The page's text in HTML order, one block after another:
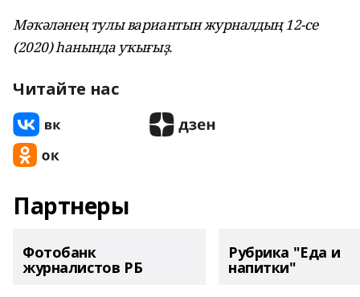
Мәҡәләнең тулы вариантын журналдың 12-се
(2020) һанында уҡығыҙ.
Читайте нас
Партнеры
Фотобанк
журналистов РБ
Рубрика "Еда и
напитки"